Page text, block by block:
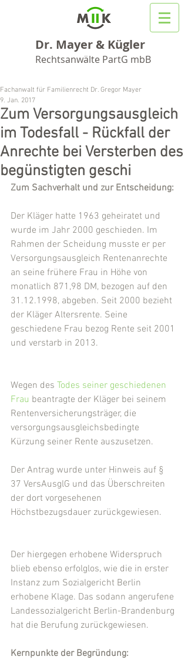
Dr. Mayer & Kügler
Rechtsanwälte PartG mbB
Zum Versorgungsausgleich
im Todesfall - Rückfall der
Anrechte bei Versterben des
begünstigten geschi
Fachanwalt für Familienrecht Dr. Gregor Mayer
9. Jan. 2017
Zum Sachverhalt und zur Entscheidung:
Der Kläger hatte 1963 geheiratet und
wurde im Jahr 2000 geschieden. Im
Rahmen der Scheidung musste er per
Versorgungsausgleich Rentenanrechte
an seine frühere Frau in Höhe von
monatlich 871,98 DM, bezogen auf den
31.12.1998, abgeben. Seit 2000 bezieht
der Kläger Altersrente. Seine
geschiedene Frau bezog Rente seit 2001
und verstarb in 2013.
Wegen des Todes seiner geschiedenen
Frau beantragte der Kläger bei seinem
Rentenversicherungsträger, die
versorgungsausgleichsbedingte
Kürzung seiner Rente auszusetzen.
Der Antrag wurde unter Hinweis auf §
37 VersAusglG und das Überschreiten
der dort vorgesehenen
Höchstbezugsdauer zurückgewiesen.
Der hiergegen erhobene Widerspruch
blieb ebenso erfolglos, wie die in erster
Instanz zum Sozialgericht Berlin
erhobene Klage. Das sodann angerufene
Landessozialgericht Berlin-Brandenburg
hat die Berufung zurückgewiesen.
Kernpunkte der Begründung: